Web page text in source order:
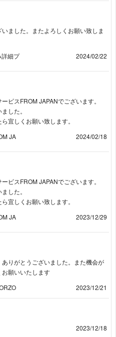
ました。またよろしくお願い致しま
細プ
2024/02/22
ビスFROM JAPANでございます。
した。
宜しくお願い致します。
JA
2024/02/18
ビスFROM JAPANでございます。
した。
宜しくお願い致します。
JA
2023/12/29
りがとうございました。また機会が
お願いいたします
2023/12/21
2023/12/18